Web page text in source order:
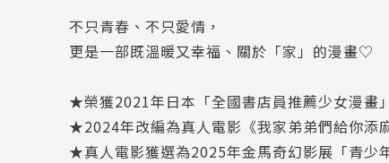
不只青春、不只愛情，
更是一部既溫暖又幸福、關於「家」的漫畫♡
★榮獲2021年日本「全國書店員推薦少女漫畫
★2024年改編為真人電影《我家弟弟們給你添
★真人電影獲選為2025年金馬奇幻影展「青少